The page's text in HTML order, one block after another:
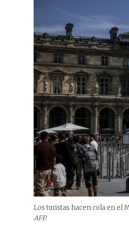
Los turistas hacen cola en el
AFP.